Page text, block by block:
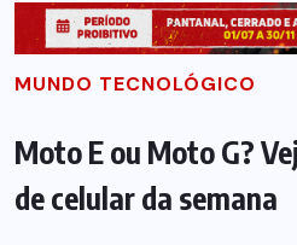
MUNDO TECNOLÓGICO
Moto E ou Moto G?
de celular da semana